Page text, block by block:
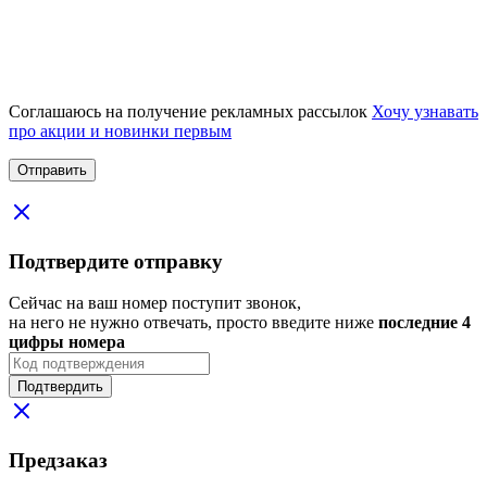
Соглашаюсь на получение рекламных рассылок Хочу узнавать
про акции и новинки первым
Подтвердите отправку
Сейчас на ваш номер поступит звонок,
на него не нужно отвечать, просто введите ниже последние 4
цифры номера
Подтвердить
Предзаказ